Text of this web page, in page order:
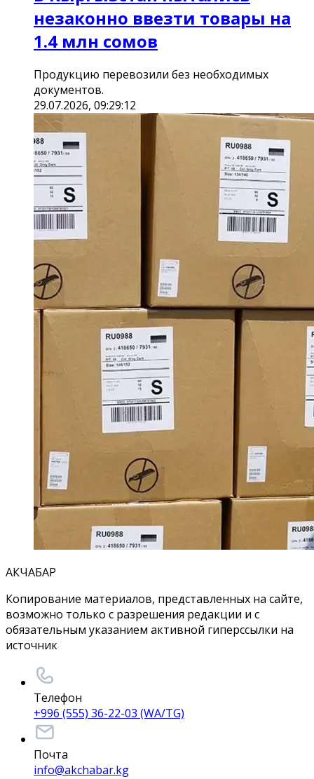
незаконно ввезти товары на
1.4 млн сомов
Продукцию перевозили без необходимых
документов.
29.07.2026, 09:29:12
АКЧАБАР
Копирование материалов, представленных на сайте,
возможно только с разрешения редакции и с
обязательным указанием активной гиперссылки на
источник
Телефон
+996 (555) 36-22-03 (WA/TG)
Почта
info@akchabar.kg